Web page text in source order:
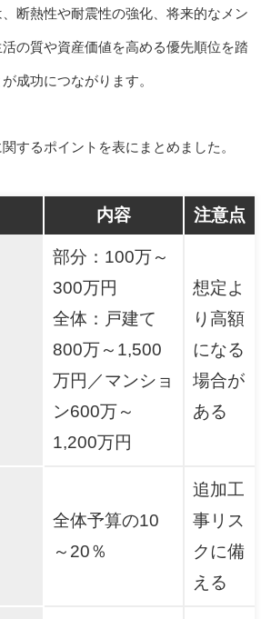
断熱性や耐震性の強化、将来的なメン
の質や資産価値を高める優先順位を踏
成功につながります。
するポイントを表にまとめました。
内容 注意点
部分：100万～
300万円
全体：戸建て
800万～1,500
万円／マンショ
ン600万～
1,200万円
想定よ
り高額
になる
場合が
ある
全体予算の10
～20％
追加工
事リス
クに備
える